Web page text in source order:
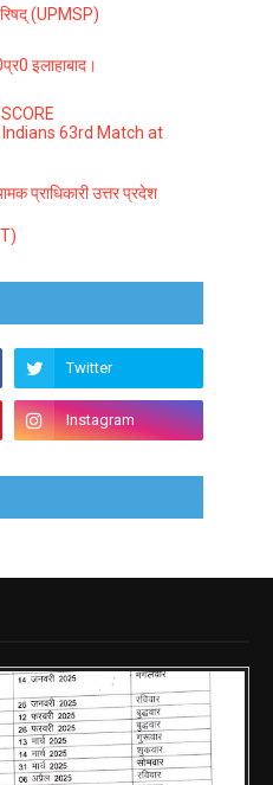
(UPMSP)
इलाहाबाद।
63rd Match at
प्राधिकारी उत्तर प्रदेश